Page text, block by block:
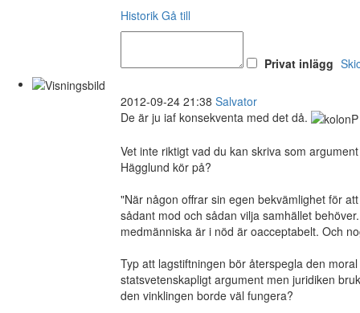
Historik Gå till
Privat inlägg
2012-09-24 21:38 Salvator
De är ju iaf konsekventa med det då.
Vet inte riktigt vad du kan skriva som
Hägglund kör på?
"När någon offrar sin egen bekvämlighet för
sådant mod och sådan vilja samhället
medmänniska är i nöd är oacceptabelt. Och
Typ att lagstiftningen bör återspegla den
statsvetenskapligt argument men juridiken
den vinklingen borde väl fungera?